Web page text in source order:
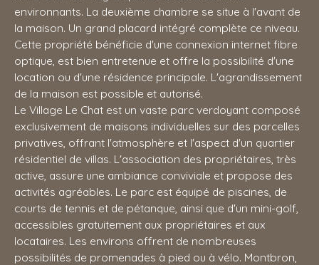
environnants. La deuxième chambre se situe à l'avant de
la maison. Un grand placard intégré complète ce niveau.
Cette propriété bénéficie d'une connexion internet fibre
optique, est bien entretenue et offre la possibilité d'une
location ou d'une résidence principale. L'agrandissement
de la maison est possible et autorisé.
Le Village Le Chat est un vaste parc verdoyant composé
exclusivement de maisons individuelles sur des parcelles
privatives, offrant l'atmosphère et l'aspect d'un quartier
résidentiel de villas. L'association des propriétaires, très
active, assure une ambiance conviviale et propose des
activités agréables. Le parc est équipé de piscines, de
courts de tennis et de pétanque, ainsi que d'un mini-golf,
accessibles gratuitement aux propriétaires et aux
locataires. Les environs offrent de nombreuses
possibilités de promenades à pied ou à vélo. Montbron,